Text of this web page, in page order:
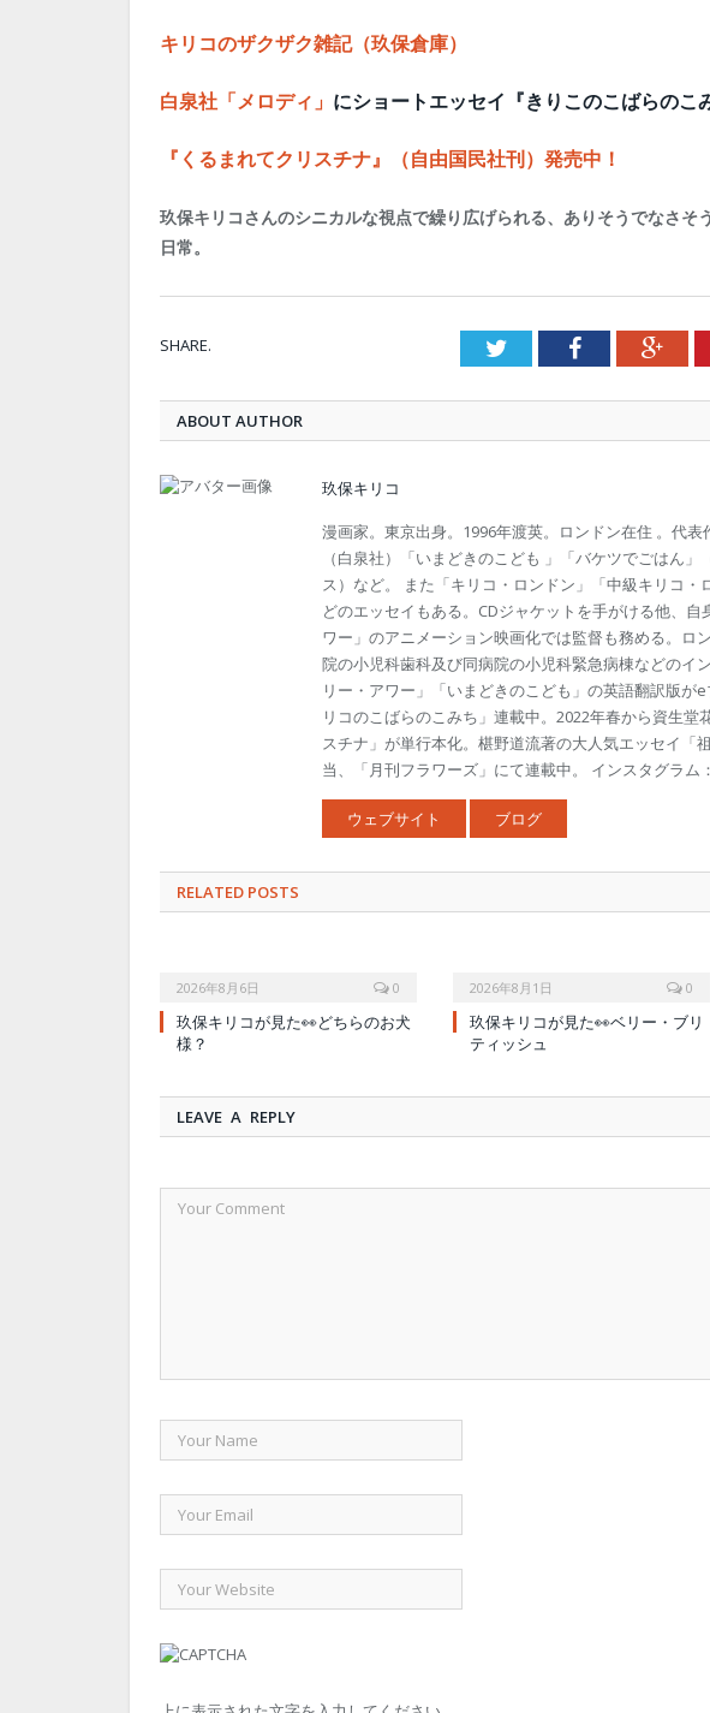
キリコのザクザク雑記（玖保倉庫）
白泉社「メロディ」 にショートエッセイ『きりこのこばらのこ
『くるまれてクリスチナ』（自由国民社刊）発売中！
玖保キリコさんのシニカルな視点で繰り広げられる、ありそうでなさそ
日常。
SHARE. TwitterFacebook
ABOUT AUTHOR
玖保キリコ
漫画家。東京出身。1996年渡英。ロンドン在住 。代表
（白泉社）「いまどきのこども 」「バケツでごはん
ス）など。 また「キリコ・ロンドン」「中級キリコ
どのエッセイもある。CDジャケットを手がける他、
ワー」のアニメーション映画化では監督も務める。ロ
院の小児科歯科及び同病院の小児科緊急病棟などのイ
リー・アワー」「いまどきのこども」の英語翻訳版が
リコのこばらのこみち」連載中。2022年春から資生
スチナ」が単行本化。椹野道流著の大人気エッセイ「
当、「月刊フラワーズ」にて連載中。 インスタグラム
ウェブサイト ブログ
RELATED POSTS
2026年8月6日 0
玖保キリコが見た👀どちらのお犬
様？
2026年8月1日 0
玖保キリコが見た👀ベリー・ブリ
ティッシュ
LEAVE A REPLY